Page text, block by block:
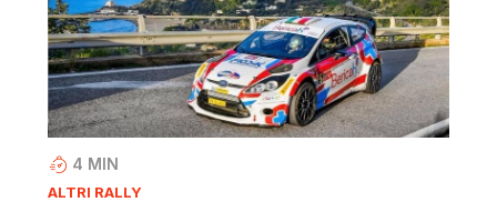
4 MIN
ALTRI RALLY